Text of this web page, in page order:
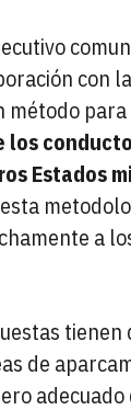
con
método para
los
Estados
a
tienen
de
adecuado